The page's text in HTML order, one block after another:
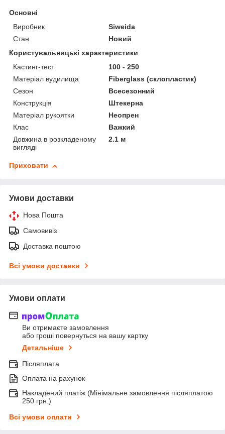
Основні
Виробник
Siweida
Стан
Новий
Користувальницькі характеристики
Кастинг-тест
100 - 250
Матеріал вудилища
Fiberglass (склопластик)
Сезон
Всесезонний
Конструкція
Штекерна
Матеріал рукоятки
Неопрен
Клас
Важкий
Довжина в розкладеному
вигляді
2.1 м
Приховати
Умови доставки
Нова Пошта
Самовивіз
Доставка поштою
Всі умови доставки
Умови оплати
Ви отримаєте замовлення
або гроші повернуться на вашу картку
Детальніше
Післяплата
Оплата на рахунок
Накладений платіж (Мінімальне замовлення післяплатою
250 грн.)
Всі умови оплати